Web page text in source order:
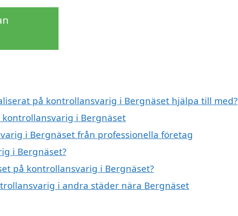
på kontrollansvarig i Bergnäset hjälpa till med?
i Bergnäset
i Bergnäset från professionella företag
i Bergnäset?
på kontrollansvarig i Bergnäset?
i andra städer nära Bergnäset